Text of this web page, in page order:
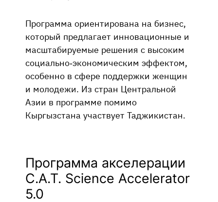
Программа ориентирована на бизнес,
который предлагает инновационные и
масштабируемые решения с высоким
социально-экономическим эффектом,
особенно в сфере поддержки женщин
и молодежи. Из стран Центральной
Азии в программе помимо
Кыргызстана участвует Таджикистан.
Программа акселерации
C.A.T. Science Accelerator
5.0